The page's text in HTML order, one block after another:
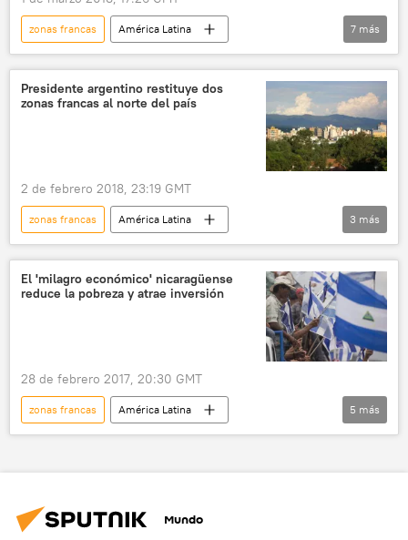
zonas francas
América Latina
Internacional
🌍 Oriente Medio
Economía
Ecuador
Dubái
comercio
intercambio comercial
7 más
Presidente argentino restituye dos
zonas francas al norte del país
2 de febrero 2018, 23:19 GMT
zonas francas
América Latina
Internacional
Argentina
Mauricio Macri
noticias
3 más
El 'milagro económico' nicaragüense
reduce la pobreza y atrae inversión
28 de febrero 2017, 20:30 GMT
zonas francas
América Latina
Internacional
Economía
Nicaragua
5 más
Mundo